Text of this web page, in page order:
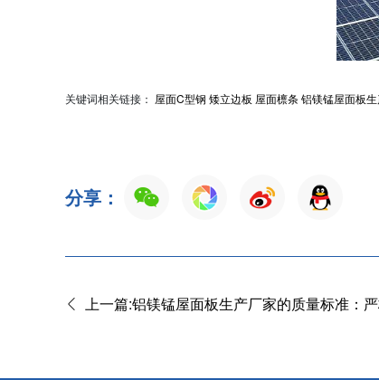
关键词相关链接： 屋面C型钢 矮立边板 屋面檩条 铝镁锰屋面板
分享：
上一篇:铝镁锰屋面板生产厂家的质量标准：